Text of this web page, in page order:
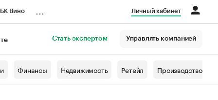
Вино Личный кабинет
Стать экспертом Управлять компанией
Финансы Недвижимость Ретейл Производство